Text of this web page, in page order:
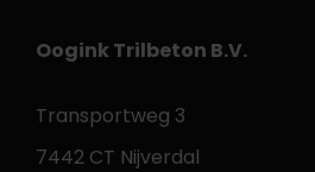
Oogink Trilbeton B.V.
Transportweg 3
7442 CT Nijverdal